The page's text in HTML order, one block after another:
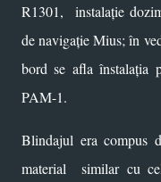
R1301, instalație
de navigație Mius; în
bord se afla înstalația
PAM-1.
Blindajul era compus
material similar cu